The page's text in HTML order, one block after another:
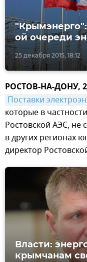
25 декабря 2015, 18:12
ой очереди
РОСТОВ-НА-ДОНУ,
Поставки
которые в
Ростовской АЭС, не
в других регионах
директор
Власти:
крымчанам